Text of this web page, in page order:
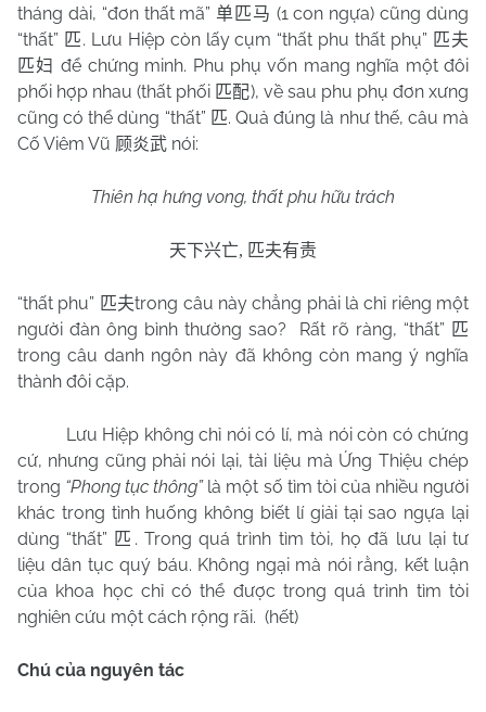
tháng dài, “đơn thất mã”单匹马 (1 con ngựa) cũng dùng
“thất” 匹. Lưu Hiệp còn lấy cụm “thất phu thất phụ” 匹夫
匹妇 để chứng minh. Phu phụ vốn mang nghĩa một đôi
phối hợp nhau (thất phối 匹配), về sau phu phụ đơn xưng
cũng có thể dùng “thất” 匹. Quả đúng là như thế, câu mà
Cố Viêm Vũ 顾炎武 nói:
Thiên hạ hưng vong, thất phu hữu trách
天下兴亡, 匹夫有责
“thất phu” 匹夫trong câu này chẳng phải là chỉ riêng một
người đàn ông bình thường sao?
Rất rõ ràng, “thất” 匹
trong câu danh ngôn này đã không còn mang ý nghĩa
thành đôi cặp.
Lưu Hiệp không chỉ nói có lí, mà nói còn có chứng
cứ, nhưng cũng phải nói lại, tài liệu mà Ứng Thiệu chép
trong “Phong tục thông”là một số tìm tòi của nhiều người
khác trong tình huống không biết lí giải tại sao ngựa lại
dùng “thất” 匹 . Trong quá trình tìm tòi, họ đã lưu lại tư
liệu dân tục quý báu. Không ngại mà nói rằng, kết luận
của khoa học chỉ có thể được trong quá trình tìm tòi
nghiên cứu một cách rộng rãi. (hết)
Chú của nguyên tác